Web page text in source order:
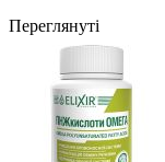
Переглянуті